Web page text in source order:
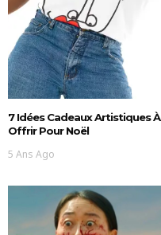
7 Idées Cadeaux Artistiques À
Offrir Pour Noël
5 Ans Ago